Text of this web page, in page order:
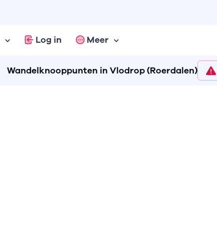
Log in Meer
Wandelknooppunten in Vlodrop (Roerdalen)